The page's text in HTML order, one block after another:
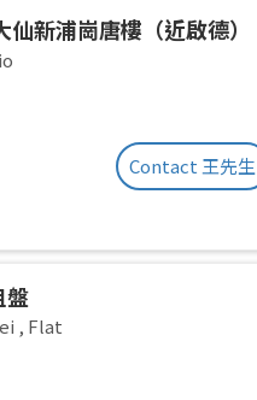
新浦崗唐樓（近啟德）
Contact 王先生
盤
, Flat